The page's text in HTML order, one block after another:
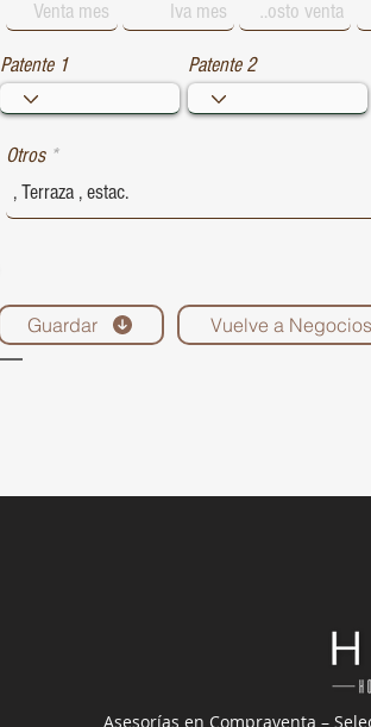
Patente 1 Patente 2
Otros
Guardar Vuelve a
Asesorías en Compraventa –